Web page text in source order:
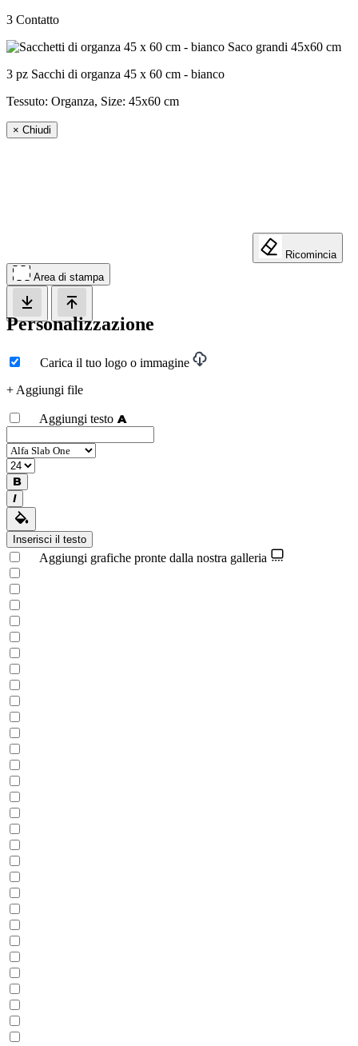
3 Contatto
3 pz Sacchi di organza 45 x 60 cm - bianco
Tessuto: Organza, Size: 45x60 cm
× Chiudi
Ricomincia
Area di stampa
Personalizzazione
Carica il tuo logo o immagine
+ Aggiungi file
Aggiungi testo
Inserisci il testo
Aggiungi grafiche pronte dalla nostra galleria